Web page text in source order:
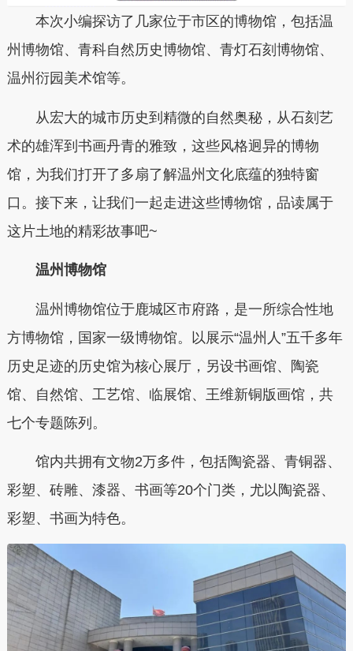
本次小编探访了 几家位于市区的博物馆，包括温
州博物馆、青科自然历史博物馆、青灯石刻博物馆、
温州衍园美术馆等。
从宏大的城市历史到精微的自然奥秘，从石刻艺
术的雄浑到书画丹青的雅致，这些风格迥异的博物
馆，为我们打开了多扇了解温州文化底蕴的独特窗
口。接下来，让我们一起走进这些博物馆，品读属于
这片土地的精彩故事吧~
温州博物馆
温州博物馆位于鹿城区市府路，是一所综合性地
方博物馆，国家一级博物馆。以展示“温州人”五千多年
历史足迹的历史馆为核心展厅，另设书画馆、陶瓷
馆、自然馆、工艺馆、临展馆、王维新铜版画馆，共
七个专题陈列。
馆内共拥有文物2万多件，包括陶瓷器、青铜器、
彩塑、砖雕、漆器、书画等20个门类，尤以陶瓷器、
彩塑、书画为特色。